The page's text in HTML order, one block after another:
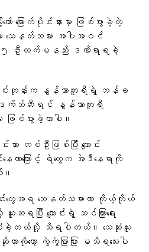
ြောက်ပိုင်းနားမှာ ဖြစ်ပွားခဲ့တဲ့
သေနတ်သမား အပါအဝင်
၁၅ ဦးထက်မနည်း ဒဏ်ရာရခဲ့
တုန်းက နွန်သာဘူရီရဲ့ ဘန်ခ
က်ဘ်ဆီရင် နွန်သာဘူရီ
ြစ်ပွားခဲ့တာပါ။
သား တစ်ဦးဖြစ်ပြီး ကျောင်း
ေတာကြောင့် ရဲတွေက အဲဒီနေရာကို
းတွေအရ သေနတ်သမားဟာ ကိုယ့်ကိုယ်
း ကျောင်းရဲ့ သင်ကြားရေး
းခဲ့တယ်လို့ သိရပါတယ်။ သေဆုံးသူ
ကိုတော့ ကွဲကွဲပြားပြား မသိရသေးပါ